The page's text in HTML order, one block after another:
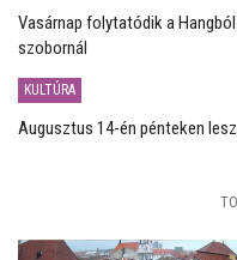
Vasárnap folytatódik a
szobornál
KULTÚRA
Augusztus 14-én pénteken